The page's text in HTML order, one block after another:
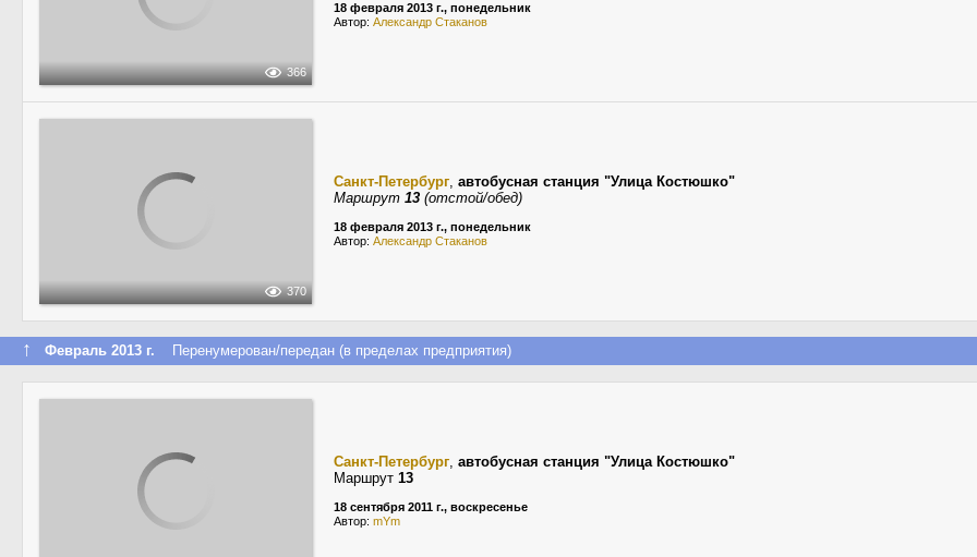
366
18 февраля 2013 г., понедельник
Автор: Александр Стаканов
370
Санкт-Петербург, автобусная станция "Улица Костюшко"
Маршрут 13 (отстой/обед)
18 февраля 2013 г., понедельник
Автор: Александр Стаканов
↑ Февраль 2013 г. Перенумерован/передан (в пределах предприятия)
Санкт-Петербург, автобусная станция "Улица Костюшко"
Маршрут 13
18 сентября 2011 г., воскресенье
Автор: mYm